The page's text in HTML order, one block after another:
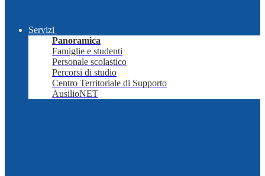
Servizi
Panoramica
Famiglie e studenti
Personale scolastico
Percorsi di studio
Centro Territoriale di Supporto
AusilioNET